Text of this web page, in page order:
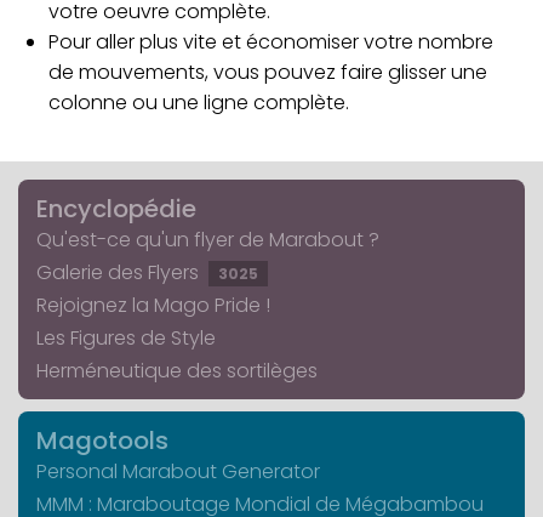
votre oeuvre complète.
Pour aller plus vite et économiser votre nombre
de mouvements, vous pouvez faire glisser une
colonne ou une ligne complète.
Encyclopédie
Qu'est-ce qu'un flyer de Marabout ?
Galerie des Flyers
3025
Rejoignez la Mago Pride !
Les Figures de Style
Herméneutique des sortilèges
Magotools
Personal Marabout Generator
MMM : Maraboutage Mondial de Mégabambou